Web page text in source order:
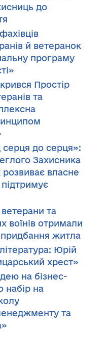
до
й ветеранок
програму
Простір
та
серця до серця»:
Захисника
власне
та
воїнів отримали
житла
Юрій
хрест»
на бізнес-
набір на
та